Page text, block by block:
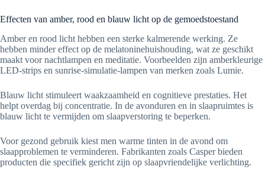
Effecten van amber, rood en blauw licht op de gemoedstoestand
Amber en rood licht hebben een sterke kalmerende werking. Ze
hebben minder effect op de melatoninehuishouding, wat ze geschikt
maakt voor nachtlampen en meditatie. Voorbeelden zijn amberkleurige
LED-strips en sunrise-simulatie-lampen van merken zoals Lumie.
Blauw licht stimuleert waakzaamheid en cognitieve prestaties. Het
helpt overdag bij concentratie. In de avonduren en in slaapruimtes is
blauw licht te vermijden om slaapverstoring te beperken.
Voor gezond gebruik kiest men warme tinten in de avond om
slaapproblemen te verminderen. Fabrikanten zoals Casper bieden
producten die specifiek gericht zijn op slaapvriendelijke verlichting.